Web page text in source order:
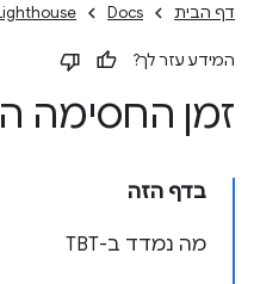
דף הבית Docs
המידע עזר לך?
זמן החסימה
בדף הזה
מה נמדד ב-TBT